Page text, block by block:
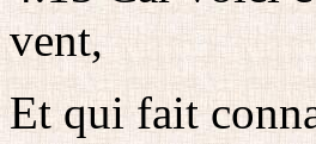
vent,
Et qui fait